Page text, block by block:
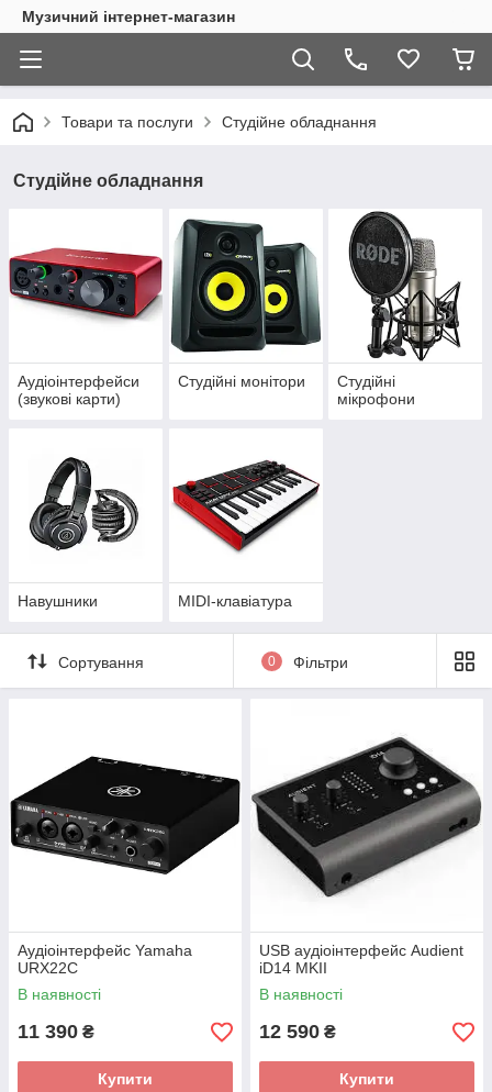
Музичний інтернет-магазин
Товари та послуги Студійне обладнання
Студійне обладнання
Аудіоінтерфейси
(звукові карти)
Студійні монітори
Студійні
мікрофони
Навушники MIDI-клавіатура
Сортування 0 Фільтри
Аудіоінтерфейс Yamaha
URX22C
В наявності
11 390 ₴
Купити
USB аудіоінтерфейс Audient
iD14 MKII
В наявності
12 590 ₴
Купити